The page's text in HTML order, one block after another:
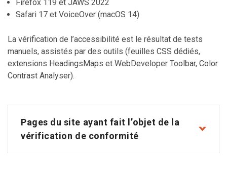
Firefox 119 et JAWS 2022
Safari 17 et VoiceOver (macOS 14)
La vérification de l’accessibilité est le résultat de tests
manuels, assistés par des outils (feuilles CSS dédiés,
extensions HeadingsMaps et WebDeveloper Toolbar, Color
Contrast Analyser).
Pages du site ayant fait l’objet de la
vérification de conformité